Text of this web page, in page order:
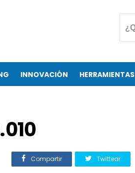
INNOVACIÓN HERRAMIENTAS
Compartir Twittear